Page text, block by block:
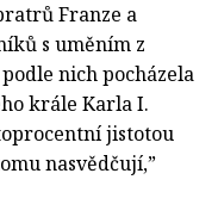
Franze a
s uměním z
nich pocházela
krále Karla I.
jistotou
nasvědčují,”